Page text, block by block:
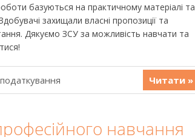
базуються на практичному матеріалі та
захищали власні пропозиції та
Дякуємо ЗСУ за можливість навчати та
Читати »
навчання